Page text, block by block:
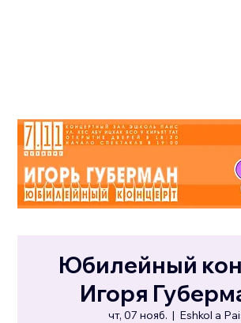
Юбилейный
Игоря
чт, 07 нояб.
  |
Eshkol a